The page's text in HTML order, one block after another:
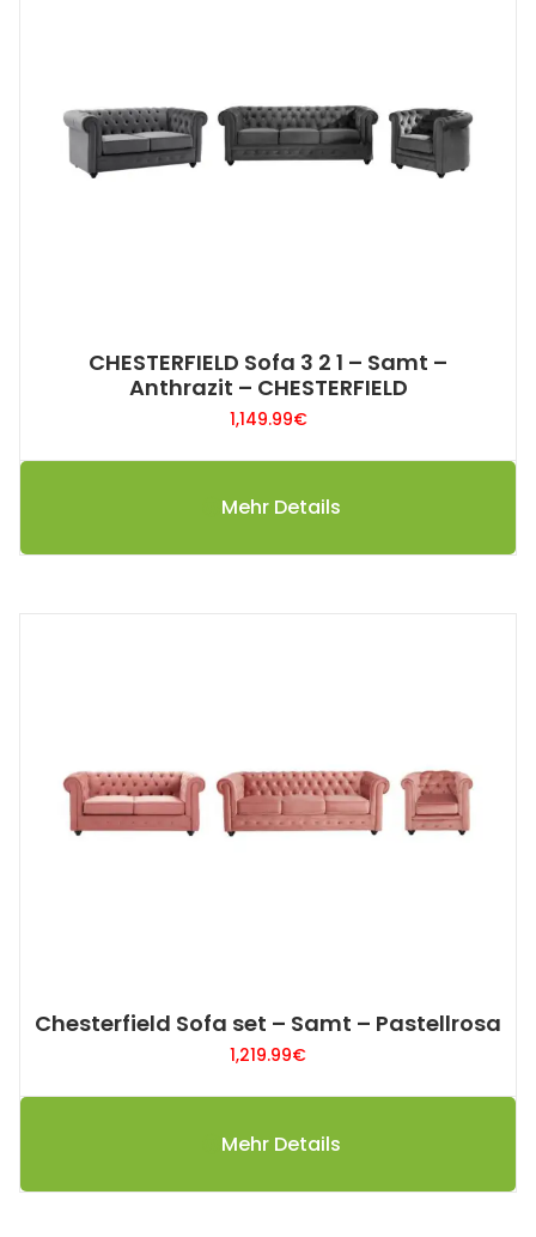
CHESTERFIELD Sofa 3 2 1 – Samt –
Anthrazit – CHESTERFIELD
1,149.99€
Mehr Details
Chesterfield Sofa set – Samt – Pastellrosa
1,219.99€
Mehr Details